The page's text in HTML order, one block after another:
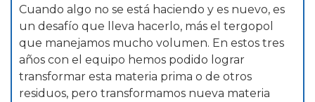
Cuando algo no se está haciendo y es nuevo, es
un desafío que lleva hacerlo, más el tergopol
que manejamos mucho volumen. En estos tres
años con el equipo hemos podido lograr
transformar esta materia prima o de otros
residuos, pero transformamos nueva materia